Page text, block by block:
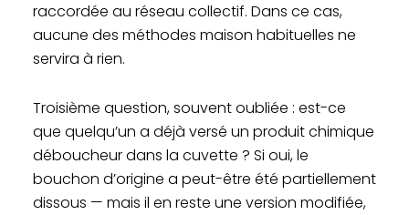
raccordée au réseau collectif. Dans ce cas,
aucune des méthodes maison habituelles ne
servira à rien.
Troisième question, souvent oubliée : est-ce
que quelqu’un a déjà versé un produit chimique
déboucheur dans la cuvette ? Si oui, le
bouchon d’origine a peut-être été partiellement
dissous — mais il en reste une version modifiée,